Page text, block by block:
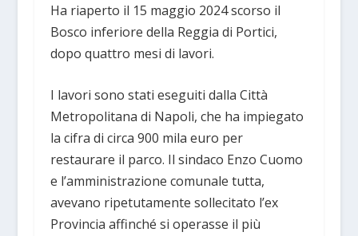
Ha riaperto il 15 maggio 2024 scorso il
Bosco inferiore della Reggia di Portici,
dopo quattro mesi di lavori.
I lavori sono stati eseguiti dalla Città
Metropolitana di Napoli, che ha impiegato
la cifra di circa 900 mila euro per
restaurare il parco. Il sindaco Enzo Cuomo
e l’amministrazione comunale tutta,
avevano ripetutamente sollecitato l’ex
Provincia affinché si operasse il più